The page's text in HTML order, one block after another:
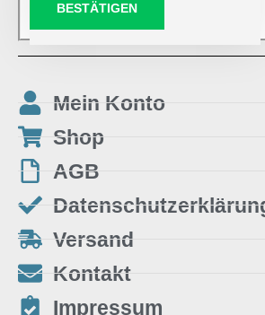
BESTÄTIGEN
Mein Konto
Shop
AGB
Versand
Kontakt
Impressum